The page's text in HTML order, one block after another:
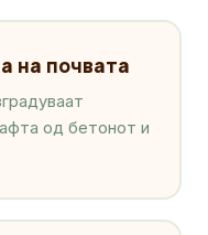
на почвата
од бетонот и